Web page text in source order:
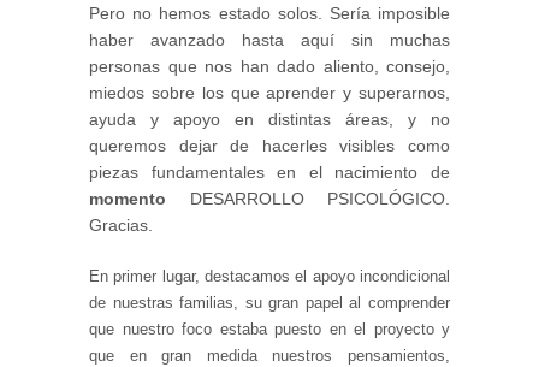
Pero no hemos estado solos. Sería imposible
haber avanzado hasta aquí sin muchas
personas que nos han dado aliento, consejo,
miedos sobre los que aprender y superarnos,
ayuda y apoyo en distintas áreas, y no
queremos dejar de hacerles visibles como
piezas fundamentales en el nacimiento de
momento DESARROLLO PSICOLÓGICO.
Gracias.
En primer lugar, destacamos el apoyo incondicional
de nuestras familias, su gran papel al comprender
que nuestro foco estaba puesto en el proyecto y
que en gran medida nuestros pensamientos,